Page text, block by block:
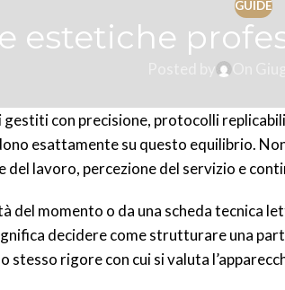
GUIDE
estetiche
gestiti con precisione, protocolli
esattamente su questo equilibrio.
lavoro, percezione del servizio e
del momento o da una scheda tecnica
decidere come strutturare una
stesso rigore con cui si valuta